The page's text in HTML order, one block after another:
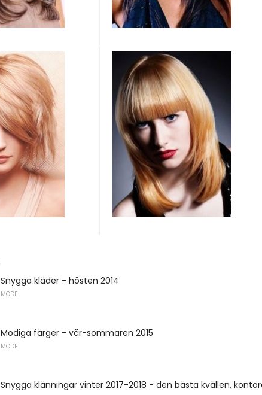
Snygga kläder - hösten 2014
MODE
Modiga färger - vår-sommaren 2015
MODE
Snygga klänningar vinter 2017-2018 - den bästa kvällen,